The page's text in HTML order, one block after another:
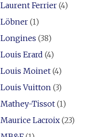
Laurent Ferrier(4)
Löbner(1)
Longines (38)
Louis Erard (4)
Louis Moinet(4)
Louis Vuitton(3)
Mathey-Tissot(1)
Maurice Lacroix(23)